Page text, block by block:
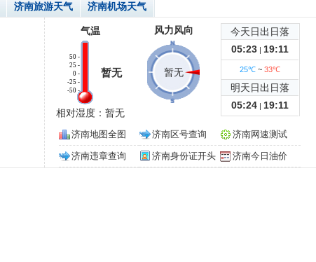
济南旅游天气 济南机场天气
气温
50 -
25 -
0 -
-25 -
-50 -
暂无
相对湿度：暂无
风力风向
暂无
今天日出日落
05:23 | 19:11
25℃ ~ 33℃
明天日出日落
05:24 | 19:11
济南地图全图 济南区号查询 济南网速测试
济南违章查询 济南身份证开头 济南今日油价